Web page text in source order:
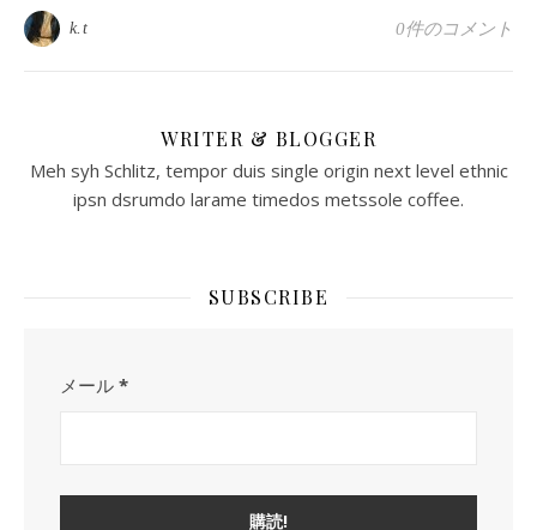
k.t 0件のコメント
WRITER & BLOGGER
Meh syh Schlitz, tempor duis single origin next level ethnic
ipsn dsrumdo larame timedos metssole coffee.
SUBSCRIBE
メール *